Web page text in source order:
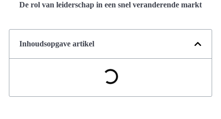
De rol van leiderschap in een snel veranderende markt
Inhoudsopgave artikel